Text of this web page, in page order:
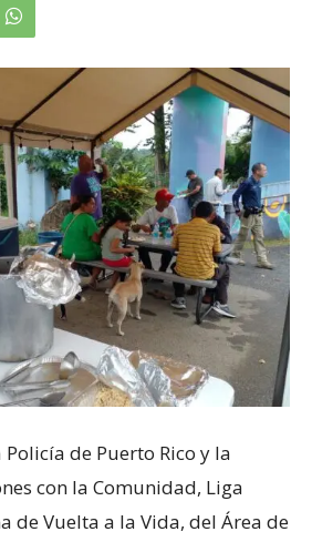
de Puerto Rico y la
con la Comunidad, Liga
de Vuelta a la Vida, del Área de